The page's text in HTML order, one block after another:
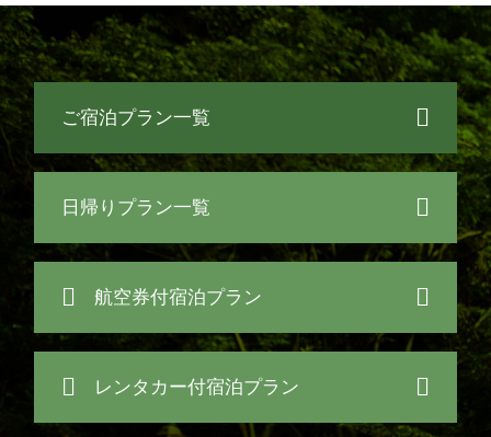
ご宿泊プラン一覧
日帰りプラン一覧
航空券付宿泊プラン
レンタカー付宿泊プラン